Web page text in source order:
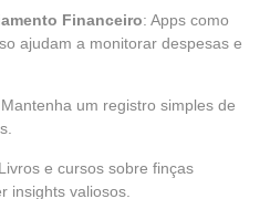
Financeiro: Apps como
ajudam a monitorar despesas e
um registro simples de
e cursos sobre finças
insights valiosos.